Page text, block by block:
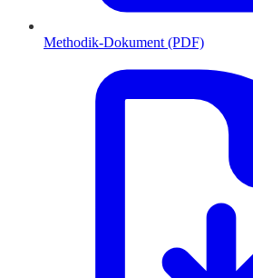
Methodik-Dokument (PDF)